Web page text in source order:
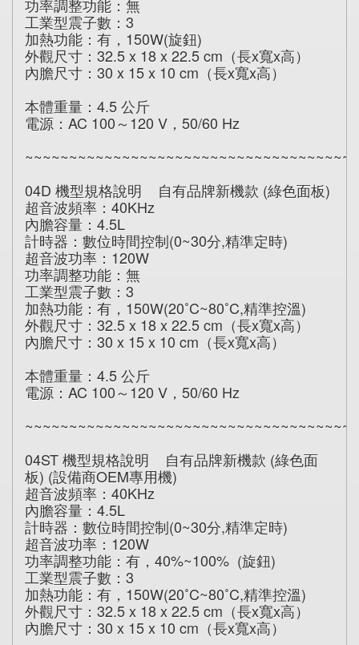
功率調整功能：無
工業型震子數：3
加熱功能：有，150W(旋鈕)
外觀尺寸：32.5 x 18 x 22.5 cm（長x寬x高）
內膽尺寸：30 x 15 x 10 cm（長x寬x高）
本體重量：4.5 公斤
電源：AC 100～120 V，50/60 Hz
04D 機型規格說明 自有品牌新機款 (綠色面板)
超音波頻率：40KHz
內膽容量：4.5L
計時器：數位時間控制(0~30分,精準定時)
超音波功率：120W
功率調整功能：無
工業型震子數：3
加熱功能：有，150W(20˚C~80˚C,精準控溫)
外觀尺寸：32.5 x 18 x 22.5 cm（長x寬x高）
內膽尺寸：30 x 15 x 10 cm（長x寬x高）
本體重量：4.5 公斤
電源：AC 100～120 V，50/60 Hz
04ST 機型規格說明 自有品牌新機款 (綠色面
板) (設備商OEM專用機)
超音波頻率：40KHz
內膽容量：4.5L
計時器：數位時間控制(0~30分,精準定時)
超音波功率：120W
功率調整功能：有，40%~100% (旋鈕)
工業型震子數：3
加熱功能：有，150W(20˚C~80˚C,精準控溫)
外觀尺寸：32.5 x 18 x 22.5 cm（長x寬x高）
內膽尺寸：30 x 15 x 10 cm（長x寬x高）